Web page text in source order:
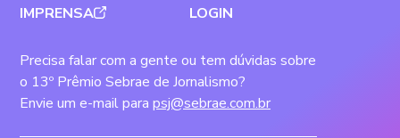
IMPRENSA
LOGIN
Precisa falar com a gente ou tem dúvidas sobre
o 13º Prêmio Sebrae de Jornalismo?
Envie um e-mail para psj@sebrae.com.br